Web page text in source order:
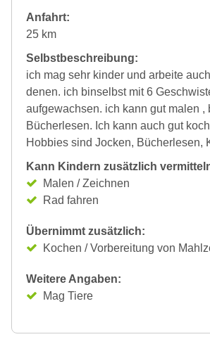
Anfahrt:
25 km
Selbstbeschreibung:
ich mag sehr kinder und arbeite
denen. ich binselbst mit 6
aufgewachsen. ich kann gut malen ,
Bücherlesen. Ich kann auch gut
Hobbies sind Jocken, Bücherlesen,
Kann Kindern zusätzlich
Malen / Zeichnen
Rad fahren
Übernimmt zusätzlich:
Kochen / Vorbereitung von
Weitere Angaben:
Mag Tiere